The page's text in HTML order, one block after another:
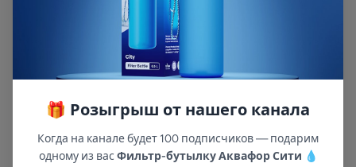
🎁 Розыгрыш от нашего канала
Когда на канале будет 100 подписчиков — подарим
одному из вас Фильтр-бутылку Аквафор Сити 💧